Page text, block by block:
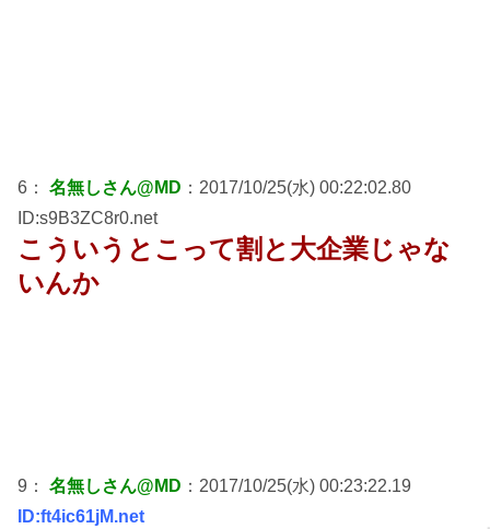
6： 名無しさん@MD ：2017/10/25(水) 00:22:02.80
ID:s9B3ZC8r0.net
こういうとこって割と大企業じゃな
いんか
9： 名無しさん@MD ：2017/10/25(水) 00:23:22.19
ID:ft4ic61jM.net